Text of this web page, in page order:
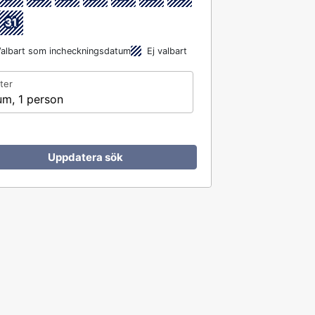
31
som incheckningsdatum Ej valbart
1 person
Uppdatera sök